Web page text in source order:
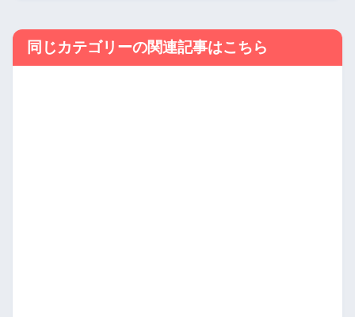
同じカテゴリーの関連記事はこちら